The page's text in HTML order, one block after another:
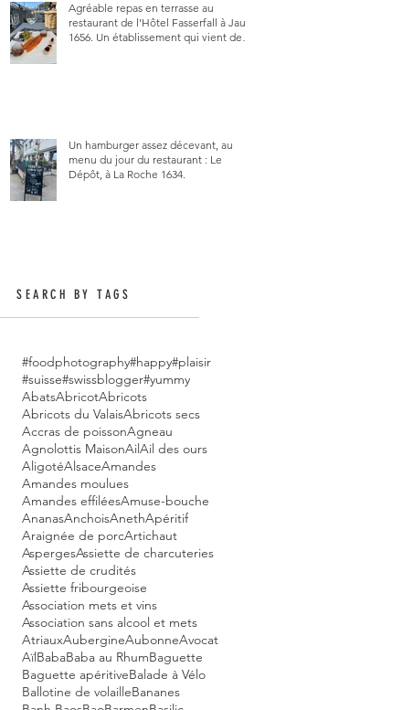
Agréable repas en terrasse au
restaurant de l'Hôtel Fasserfall à Jaun
1656. Un établissement qui vient de
Un hamburger assez décevant, au
menu du jour du restaurant : Le
Dépôt, à La Roche 1634.
SEARCH BY TAGS
#foodphotography#happy#plaisir
#suisse#swissblogger#yummy
AbatsAbricotAbricots
Abricots du ValaisAbricots secs
Accras de poissonAgneau
Agnolottis MaisonAilAil des ours
AligotéAlsaceAmandes
Amandes moulues
Amandes effiléesAmuse-bouche
AnanasAnchoisAnethApéritif
Araignée de porcArtichaut
AspergesAssiette de charcuteries
Assiette de crudités
Assiette fribourgeoise
Association mets et vins
Association sans alcool et mets
AtriauxAubergineAubonneAvocat
AïlBabaBaba au RhumBaguette
Baguette apéritiveBalade à Vélo
Ballotine de volailleBananes